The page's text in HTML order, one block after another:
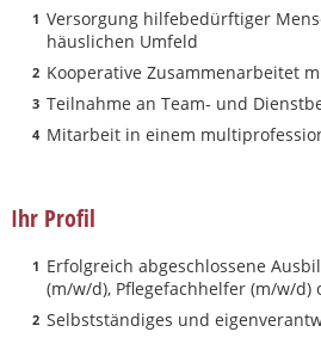
Versorgung hilfebedürftiger
häuslichen Umfeld
Kooperative Zusammenarbeitet
Teilnahme an Team- und
Mitarbeit in einem
Ihr Profil
Erfolgreich abgeschlossene
(m/w/d), Pflegefachhelfer (m/w/d)
Selbstständiges und
Karte